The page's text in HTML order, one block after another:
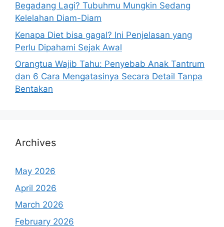
Begadang Lagi? Tubuhmu Mungkin Sedang
Kelelahan Diam-Diam
Kenapa Diet bisa gagal? Ini Penjelasan yang
Perlu Dipahami Sejak Awal
Orangtua Wajib Tahu: Penyebab Anak Tantrum
dan 6 Cara Mengatasinya Secara Detail Tanpa
Bentakan
Archives
May 2026
April 2026
March 2026
February 2026